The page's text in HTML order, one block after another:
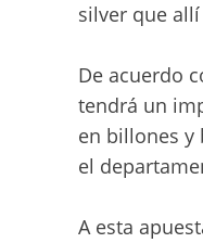
silver que
De acuerdo
tendrá un
en billones y
el
A esta